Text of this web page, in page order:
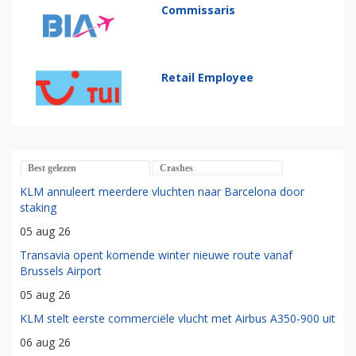
Commissaris
Retail Employee
Best gelezen Crashes
KLM annuleert meerdere vluchten naar Barcelona door
staking
05 aug 26
Transavia opent komende winter nieuwe route vanaf
Brussels Airport
05 aug 26
KLM stelt eerste commerciële vlucht met Airbus A350-900 uit
06 aug 26